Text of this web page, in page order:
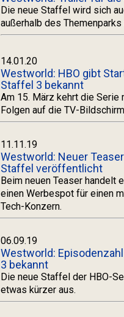
Die neue Staffel wird sich
außerhalb des Themenparks
14.01.20
Westworld: HBO gibt
Staffel 3 bekannt
Am 15. März kehrt die Serie
Folgen auf die TV-
11.11.19
Westworld: Neuer
Staffel veröffentlicht
Beim neuen Teaser handelt
einen Werbespot für einen
Tech-Konzern.
06.09.19
Westworld:
3 bekannt
Die neue Staffel der HBO-
etwas kürzer aus.